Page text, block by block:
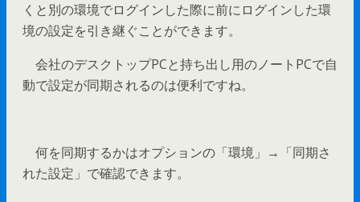
くと別の環境でログインした際に前にログインした環
境の設定を引き継ぐことができます。
会社のデスクトップPCと持ち出し用のノートPCで自
動で設定が同期されるのは便利ですね。
何を同期するかはオプションの「環境」→「同期さ
れた設定」で確認できます。